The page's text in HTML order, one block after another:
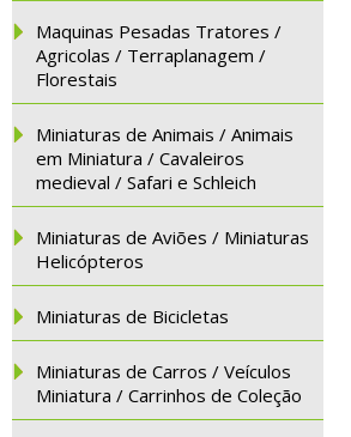
Maquinas Pesadas Tratores /
Agricolas / Terraplanagem /
Florestais
Miniaturas de Animais / Animais
em Miniatura / Cavaleiros
medieval / Safari e Schleich
Miniaturas de Aviões / Miniaturas
Helicópteros
Miniaturas de Bicicletas
Miniaturas de Carros / Veículos
Miniatura / Carrinhos de Coleção